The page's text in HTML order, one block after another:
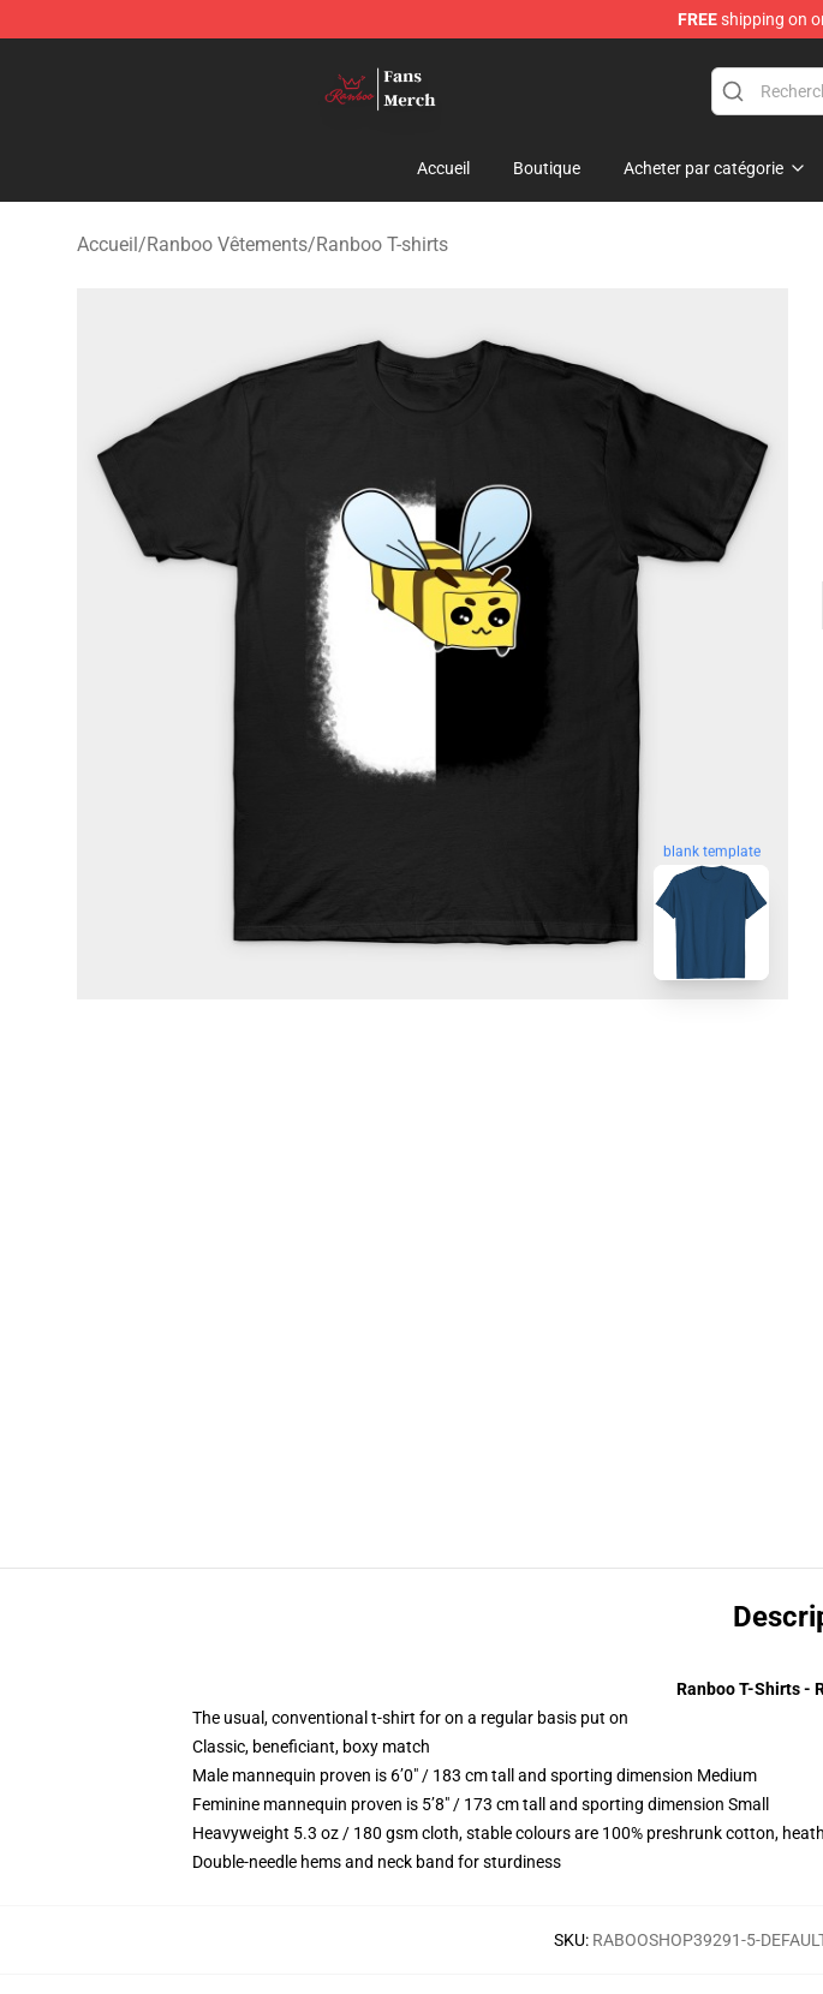
FREEshipping on
Accueil Boutique Acheter par catégorie
Accueil/Ranboo Vêtements/Ranboo T-shirts
blank template
Ranboo T-Shirts -
The usual, conventional t-shirt for on a regular basis put on
Classic, beneficiant, boxy match
Male mannequin proven is 6’0″ / 183 cm tall and sporting dimension Medium
Feminine mannequin proven is 5’8″ / 173 cm tall and sporting dimension Small
Heavyweight 5.3 oz / 180 gsm cloth, stable colours are 100% preshrunk cotton,
Double-needle hems and neck band for sturdiness
SKU: RABOOSHOP39291-5-